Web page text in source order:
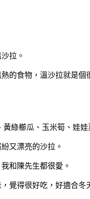
拉。
的食物，溫沙拉就是個
綠櫛瓜、玉米筍、娃
又漂亮的沙拉。
和陳先生都很愛。
覺得很好吃，好適合冬